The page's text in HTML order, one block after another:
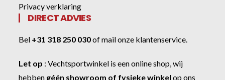
Privacy verklaring
DIRECT ADVIES
Bel +31 318 250 030ofmail onze klantenservice
Let op :Vechtsportwinkel is een online shop, wij
hebben géén showroom of fysieke winkel op ons